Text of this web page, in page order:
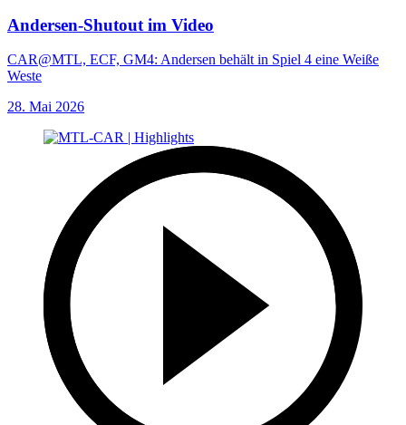
Andersen-Shutout im Video
CAR@MTL, ECF, GM4: Andersen behält in Spiel 4 eine Weiße
Weste
28. Mai 2026